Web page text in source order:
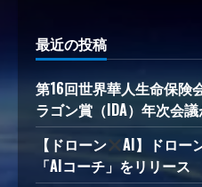
最近の投稿
第16回世界華人生命保険
ラゴン賞（IDA）年次会
【ドローン
AI】ドロー
「AIコーチ」をリリース